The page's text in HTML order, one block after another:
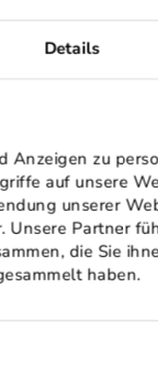
Details
zu
auf unsere
unserer
Partner
die Sie
haben.